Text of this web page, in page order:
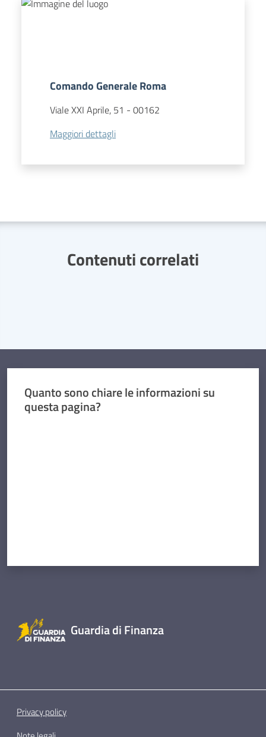
Comando Generale Roma
Viale XXI Aprile, 51 - 00162
Maggiori dettagli
Contenuti correlati
Quanto sono chiare le informazioni su
questa pagina?
Guardia di Finanza
Privacy policy